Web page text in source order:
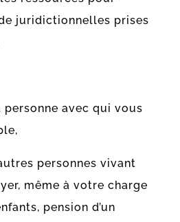
juridictionnelles prises
personne avec qui vous
personnes vivant
même à votre charge
pension d’un